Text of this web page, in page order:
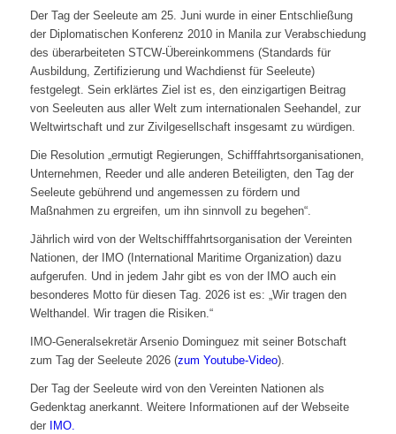
Der Tag der Seeleute am 25. Juni wurde in einer Entschließung
der Diplomatischen Konferenz 2010 in Manila zur Verabschiedung
des überarbeiteten STCW-Übereinkommens (Standards für
Ausbildung, Zertifizierung und Wachdienst für Seeleute)
festgelegt. Sein erklärtes Ziel ist es, den einzigartigen Beitrag
von Seeleuten aus aller Welt zum internationalen Seehandel, zur
Weltwirtschaft und zur Zivilgesellschaft insgesamt zu würdigen.
Die Resolution „ermutigt Regierungen, Schifffahrtsorganisationen,
Unternehmen, Reeder und alle anderen Beteiligten, den Tag der
Seeleute gebührend und angemessen zu fördern und
Maßnahmen zu ergreifen, um ihn sinnvoll zu begehen“.
Jährlich wird von der Weltschifffahrtsorganisation der Vereinten
Nationen, der IMO (International Maritime Organization) dazu
aufgerufen. Und in jedem Jahr gibt es von der IMO auch ein
besonderes Motto für diesen Tag. 2026 ist es: „Wir tragen den
Welthandel. Wir tragen die Risiken.“
IMO-Generalsekretär Arsenio Dominguez mit seiner Botschaft
zum Tag der Seeleute 2026 (zum Youtube-Video).
Der Tag der Seeleute wird von den Vereinten Nationen als
Gedenktag anerkannt. Weitere Informationen auf der Webseite
der
IMO.